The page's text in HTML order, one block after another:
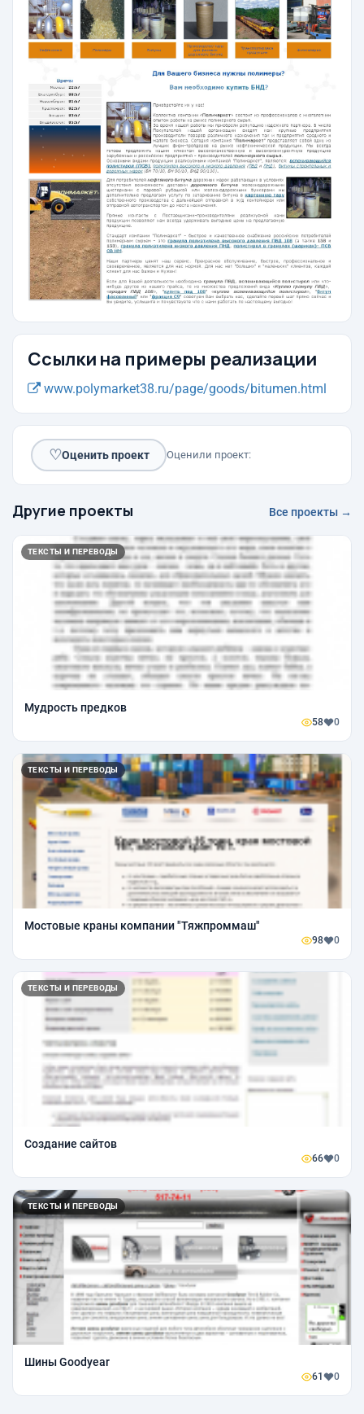
Ссылки на примеры реализации
www.polymarket38.ru/page/goods/bitumen.html
♡Оценить проект Оценили проект:
Другие проекты Все проекты →
ТЕКСТЫ И ПЕРЕВОДЫ
Мудрость предков
58 0
ТЕКСТЫ И ПЕРЕВОДЫ
Мостовые краны компании "Тяжпроммаш"
98 0
ТЕКСТЫ И ПЕРЕВОДЫ
Создание сайтов
66 0
ТЕКСТЫ И ПЕРЕВОДЫ
Шины Goodyear
61 0